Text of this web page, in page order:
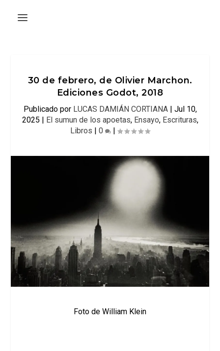
30 de febrero, de Olivier Marchon.
Ediciones Godot, 2018
Publicado por LUCAS DAMIÁN CORTIANA| Jul 10,
2025 | El sumun de los apoetas, Ensayo, Escrituras,
Libros | 0 |
Foto de William Klein